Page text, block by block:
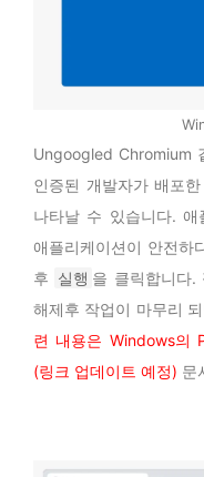
Ungoogled Chromium
인증된 개발자가 배포
나타날 수 있습니다.
애플리케이션이 안전하
후 실행 을 클릭합니다.
해제후 작업이 마무리
련 내용은 Windows의
(링크 업데이트 예정) 문